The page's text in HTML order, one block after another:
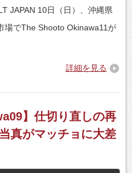
JAPAN 10日（日）、沖縄県
場でThe Shooto Okinawa11が
詳細を見る
】仕切り直しの再
真がマッチョに大差